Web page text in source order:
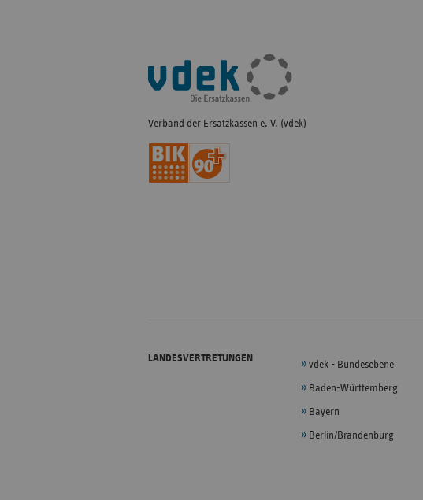
Fußleisten-
Navigation
Verband der Ersatzkassen e. V. (vdek)
LANDESVERTRETUNGEN
vdek - Bundesebene
Baden-Württemberg
Bayern
Berlin/Brandenburg